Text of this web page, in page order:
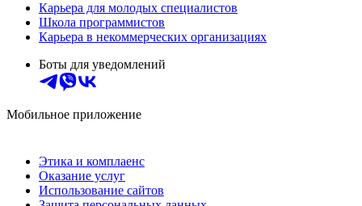
Карьера для молодых специалистов
Школа программистов
Карьера в некоммерческих организациях
Боты для уведомлений
Мобильное приложение
Этика и комплаенс
Оказание услуг
Использование сайтов